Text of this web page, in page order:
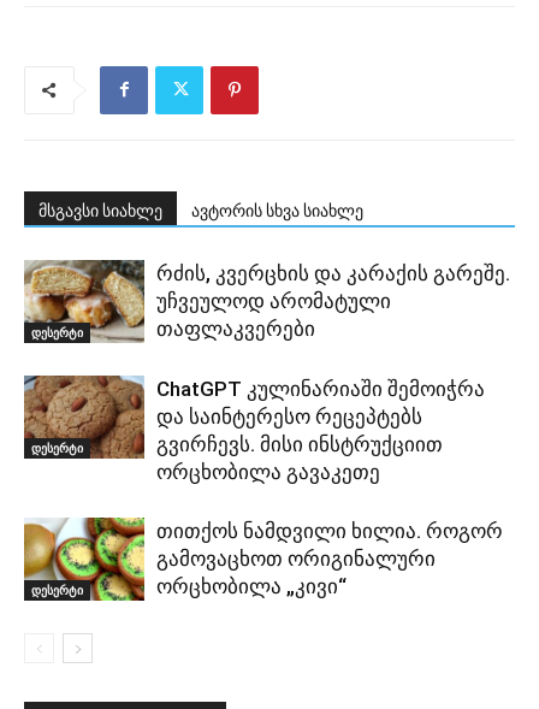
მსგავსი სიახლე ავტორის სხვა სიახლე
დესერტი
რძის, კვერცხის და კარაქის გარეშე.
უჩვეულოდ არომატული
თაფლაკვერები
დესერტი
ChatGPT კულინარიაში შემოიჭრა
და საინტერესო რეცეპტებს
გვირჩევს. მისი ინსტრუქციით
ორცხობილა გავაკეთე
დესერტი
თითქოს ნამდვილი ხილია. როგორ
გამოვაცხოთ ორიგინალური
ორცხობილა „კივი“